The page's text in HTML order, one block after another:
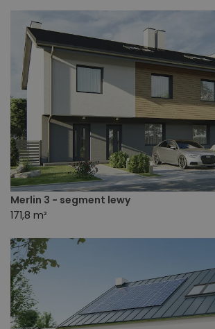
Merlin 3 - segment lewy
171,8 m²